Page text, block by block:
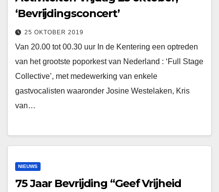
‘Bevrijdingsconcert’
25 OKTOBER 2019
Van 20.00 tot 00.30 uur In de Kentering een optreden
van het grootste poporkest van Nederland : ‘Full Stage
Collective’, met medewerking van enkele
gastvocalisten waaronder Josine Westelaken, Kris
van…
NIEUWS
75 Jaar Bevrijding “Geef Vrijheid